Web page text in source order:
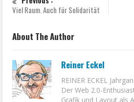
Viel Raum. Auch für Solidarität
About The Author
Reiner Eckel
REINER ECKEL
Der Web 2.0-
Grafik und Layout als